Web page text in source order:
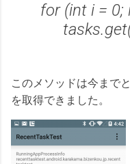
for (int i = 0;
このメソッドは今まで
を取得できました。